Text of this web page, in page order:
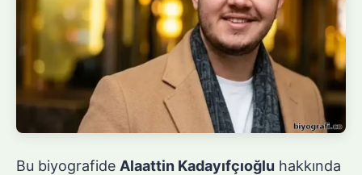
Bu biyografide Alaattin Kadayıfçıoğlu hakkında